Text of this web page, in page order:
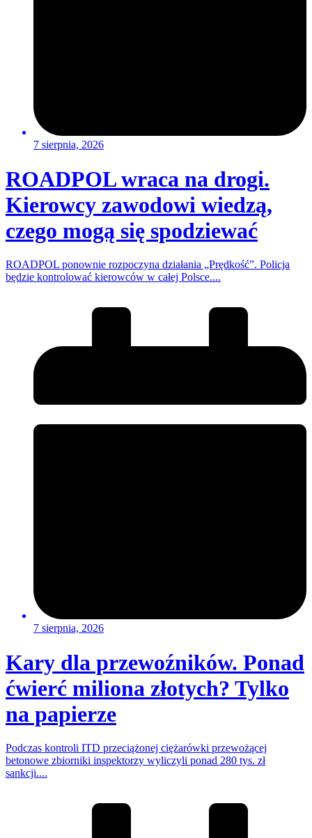
7 sierpnia, 2026
ROADPOL wraca na drogi.
Kierowcy zawodowi wiedzą,
czego mogą się spodziewać
ROADPOL ponownie rozpoczyna działania „Prędkość”. Policja
będzie kontrolować kierowców w całej Polsce....
7 sierpnia, 2026
Kary dla przewoźników. Ponad
ćwierć miliona złotych? Tylko
na papierze
Podczas kontroli ITD przeciążonej ciężarówki przewożącej
betonowe zbiorniki inspektorzy wyliczyli ponad 280 tys. zł
sankcji....